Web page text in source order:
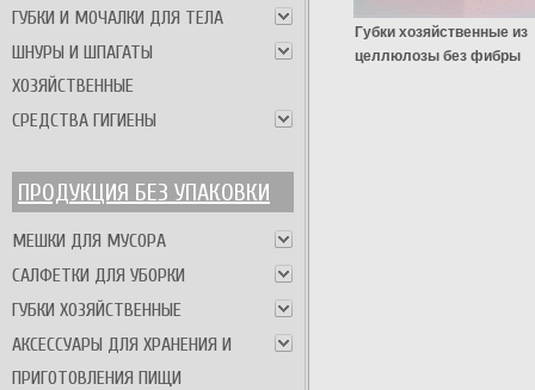
ГУБКИ И МОЧАЛКИ ДЛЯ ТЕЛА
ШНУРЫ И ШПАГАТЫ
ХОЗЯЙСТВЕННЫЕ
СРЕДСТВА ГИГИЕНЫ
ПРОДУКЦИЯ БЕЗ УПАКОВКИ
МЕШКИ ДЛЯ МУСОРА
САЛФЕТКИ ДЛЯ УБОРКИ
ГУБКИ ХОЗЯЙСТВЕННЫЕ
АКСЕССУАРЫ ДЛЯ ХРАНЕНИЯ И
ПРИГОТОВЛЕНИЯ ПИЩИ
Губки хозяйственные из
целлюлозы без фибры